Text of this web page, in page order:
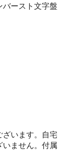
バースト文字盤
ざいます。自宅
いません。付属